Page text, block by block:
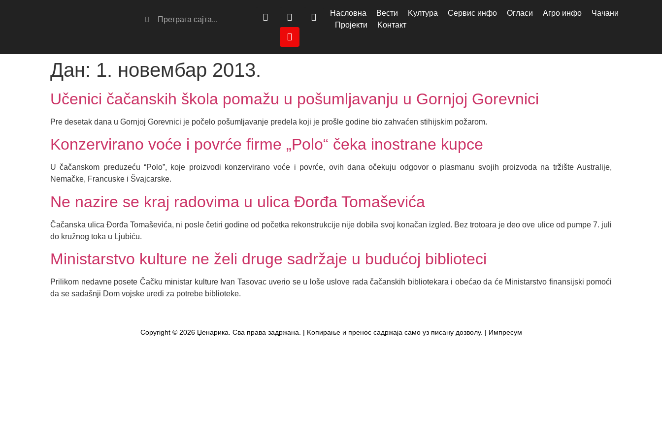
Насловна Вести Kултура Сервис инфо Огласи Агро инфо
Чачани
Пројекти
Kонтакт
Дан: 1. новембар 2013.
Učenici čačanskih škola pomažu u pošumljavanju u Gornjoj Gorevnici
Pre desetak dana u Gornjoj Gorevnici je počelo pošumljavanje predela koji je prošle godine bio zahvaćen stihijskim požarom.
Konzervirano voće i povrće firme „Polo“ čeka inostrane kupce
U čačanskom preduzeću “Polo”, koje proizvodi konzervirano voće i povrće, ovih dana očekuju odgovor o plasmanu svojih proizvoda na tržište Australije,
Nemačke, Francuske i Švajcarske.
Ne nazire se kraj radovima u ulica Đorđa Tomaševića
Čačanska ulica Đorđa Tomaševića, ni posle četiri godine od početka rekonstrukcije nije dobila svoj konačan izgled. Bez trotoara je deo ove ulice od pumpe 7. juli
do kružnog toka u Ljubiću.
Ministarstvo kulture ne želi druge sadržaje u budućoj biblioteci
Prilikom nedavne posete Čačku ministar kulture Ivan Tasovac uverio se u loše uslove rada čačanskih bibliotekara i obećao da će Ministarstvo finansijski pomoći
da se sadašnji Dom vojske uredi za potrebe biblioteke.
Copyright © 2026 Џенарика. Сва права задржана. | Kопирање и пренос садржаја само уз писану дозволу. | Импресум